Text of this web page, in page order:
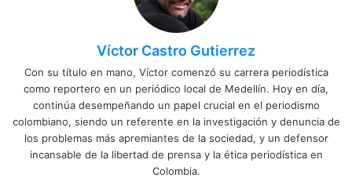
Víctor Castro Gutierrez
Con su título en mano, Víctor comenzó su carrera periodística
como reportero en un periódico local de Medellín. Hoy en día,
continúa desempeñando un papel crucial en el periodismo
colombiano, siendo un referente en la investigación y denuncia de
los problemas más apremiantes de la sociedad, y un defensor
incansable de la libertad de prensa y la ética periodística en
Colombia.